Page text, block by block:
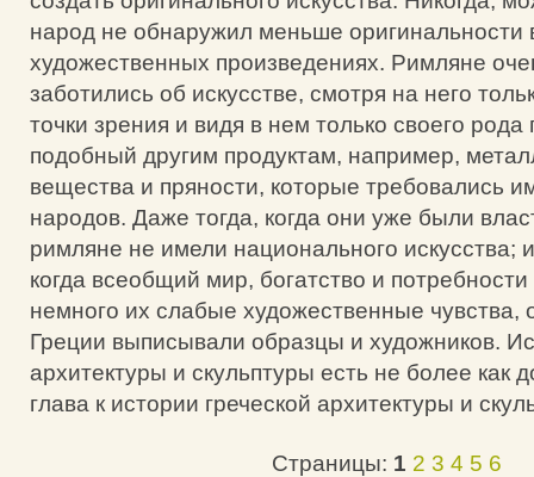
народ не обнаружил меньше оригинальности
художественных произведениях. Римляне
заботились об искусстве, смотря на него
точки зрения и видя в нем только своего рода
подобный другим продуктам, например,
вещества и пряности, которые требовались
народов. Даже тогда, когда они уже были
римляне не имели национального искусства;
когда всеобщий мир, богатство и
немного их слабые художественные чувства,
Греции выписывали образцы и художников.
архитектуры и скульптуры есть не более как
глава к истории греческой архитектуры и
Страницы: 1 2 3 4 5 6